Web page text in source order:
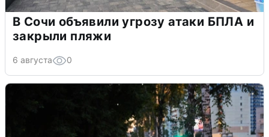
В Сочи объявили угрозу атаки БПЛА и
закрыли пляжи
6 августа 0